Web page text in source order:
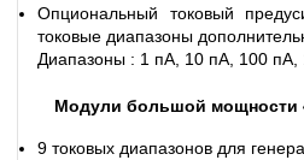
Опциональный токовый
токовые диапазоны
Диапазоны : 1 пА, 10 пА, 100 пА,
Модули большой мощности
9 токовых диапазонов для